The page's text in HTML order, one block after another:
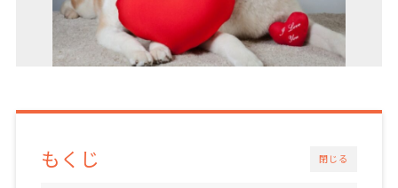
閉じる
もくじ